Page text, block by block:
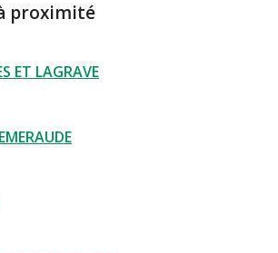
proximité
ET LAGRAVE